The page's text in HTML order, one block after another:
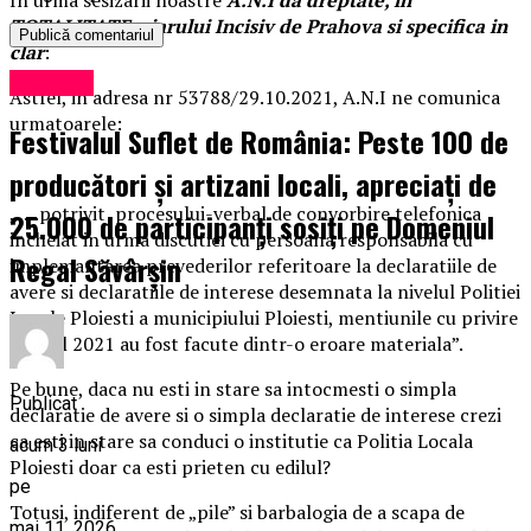
TOTALITATE, ziarului Incisiv de Prahova si specifica in
clar:
Astfel, in adresa nr 53788/29.10.2021, A.N.I ne comunica
urmatoarele:
„….potrivit procesului-verbal de convorbire telefonica
incheiat in urma discutiei cu persoana responsabila cu
implemantarea prevederilor referitoare la declaratiile de
avere si declaratiile de interese desemnata la nivelul Politiei
Locale Ploiesti a municipiului Ploiesti, mentiunile cu privire
la anul 2021 au fost facute dintr-o eroare materiala”.
Pe bune, daca nu esti in stare sa intocmesti o simpla
declaratie de avere si o simpla declaratie de interese crezi
ca esti in stare sa conduci o institutie ca Politia Locala
Ploiesti doar ca esti prieten cu edilul?
Totusi, indiferent de „pile” si barbalogia de a scapa de
Festivalul Suflet de România: Peste 100 de
producători și artizani locali, apreciați de
25.000 de participanți sosiți pe Domeniul
Regal Săvârșin
Publicat
acum 3 luni
pe